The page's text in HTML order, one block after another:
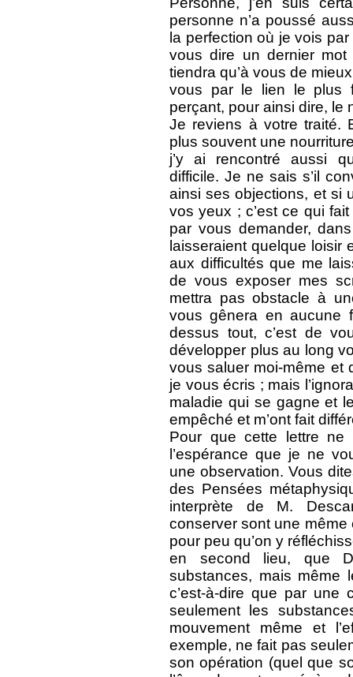
personne n’a poussé
la perfection où je vois
vous dire un dernier
tiendra qu’à vous de
vous par le lien le plus
perçant, pour ainsi dire, le
Je reviens à votre traité.
plus souvent une
j’y ai rencontré aussi
difficile. Je ne sais s’il
ainsi ses objections, et si
vos yeux ; c’est ce qui
par vous demander,
laisseraient quelque loisir
aux difficultés que me
de vous exposer mes
mettra pas obstacle à
vous gênera en
dessus tout, c’est de
développer plus au long
vous saluer moi-même et
je vous écris ; mais
maladie qui se gagne et
empêché et m’ont fait
Pour que cette lettre ne
l’espérance que je ne
une observation. Vous
des Pensées
interprète de M.
conserver sont une
pour peu qu’on y
en second lieu, que
substances, mais même
c’est-à-dire que par une
seulement les
mouvement même et
exemple, ne fait pas
son opération (quel que